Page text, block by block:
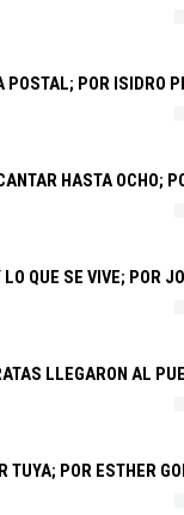
POSTAL; POR ISIDRO
HASTA OCHO;
QUE SE VIVE; POR
LLEGARON AL
TUYA; POR ESTHER